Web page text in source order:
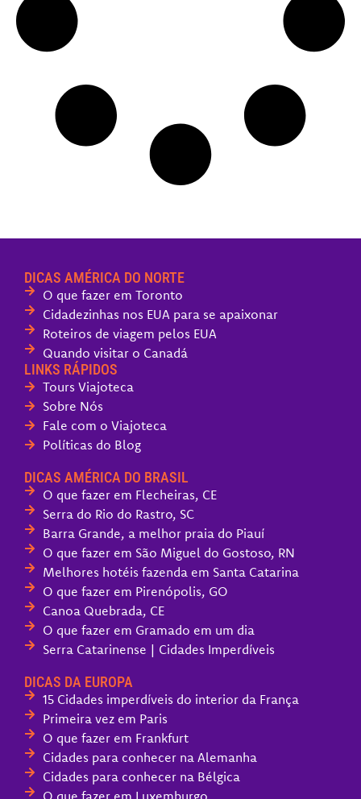
DICAS AMÉRICA DO NORTE
O que fazer em Toronto
Cidadezinhas nos EUA para se apaixonar
Roteiros de viagem pelos EUA
Quando visitar o Canadá
LINKS RÁPIDOS
Tours Viajoteca
Sobre Nós
Fale com o Viajoteca
Políticas do Blog
DICAS AMÉRICA DO BRASIL
O que fazer em Flecheiras, CE
Serra do Rio do Rastro, SC
Barra Grande, a melhor praia do Piauí
O que fazer em São Miguel do Gostoso, RN
Melhores hotéis fazenda em Santa Catarina
O que fazer em Pirenópolis, GO
Canoa Quebrada, CE
O que fazer em Gramado em um dia
Serra Catarinense | Cidades Imperdíveis
DICAS DA EUROPA
15 Cidades imperdíveis do interior da França
Primeira vez em Paris
O que fazer em Frankfurt
Cidades para conhecer na Alemanha
Cidades para conhecer na Bélgica
O que fazer em Luxemburgo